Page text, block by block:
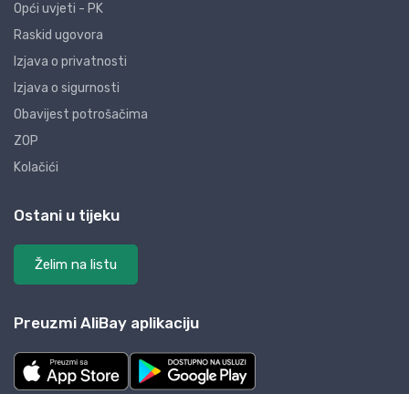
Opći uvjeti - PK
Raskid ugovora
Izjava o privatnosti
Izjava o sigurnosti
Obavijest potrošačima
ZOP
Kolačići
Ostani u tijeku
Želim na listu
Preuzmi AliBay aplikaciju